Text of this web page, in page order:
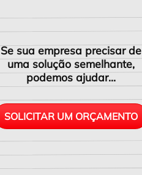
Se sua empresa precisar de
uma solução semelhante,
podemos ajudar...
SOLICITAR UM ORÇAMENTO